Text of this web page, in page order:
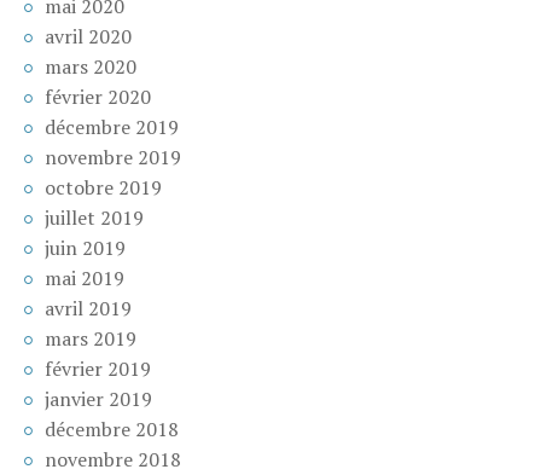
mai 2020
avril 2020
mars 2020
février 2020
décembre 2019
novembre 2019
octobre 2019
juillet 2019
juin 2019
mai 2019
avril 2019
mars 2019
février 2019
janvier 2019
décembre 2018
novembre 2018